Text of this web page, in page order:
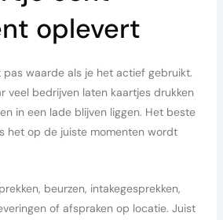
oplevert
pas waarde als je het actief gebruikt.
veel bedrijven laten kaartjes drukken
in een lade blijven liggen. Het beste
het op de juiste momenten wordt
beurzen, intakegesprekken,
of afspraken op locatie. Juist